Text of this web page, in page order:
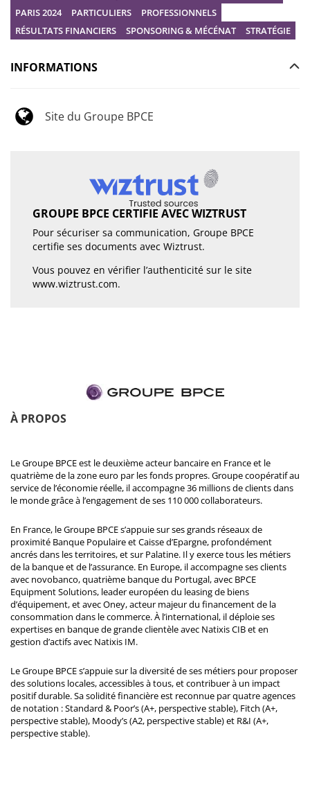
PARIS 2024
PARTICULIERS
PROFESSIONNELS
RÉSULTATS FINANCIERS
SPONSORING & MÉCÉNAT STRATÉGIE
INFORMATIONS
Site du Groupe BPCE
GROUPE BPCE CERTIFIE AVEC WIZTRUST
Pour sécuriser sa communication, Groupe BPCE
certifie ses documents avec Wiztrust.
Vous pouvez en vérifier l’authenticité sur le site
www.wiztrust.com.
À PROPOS
Le Groupe BPCE est le deuxième acteur bancaire en France et le
quatrième de la zone euro par les fonds propres. Groupe coopératif au
service de l’économie réelle, il accompagne 36 millions de clients dans
le monde grâce à l’engagement de ses 110 000 collaborateurs.
En France, le Groupe BPCE s’appuie sur ses grands réseaux de
proximité Banque Populaire et Caisse d’Epargne, profondément
ancrés dans les territoires, et sur Palatine. Il y exerce tous les métiers
de la banque et de l’assurance. En Europe, il accompagne ses clients
avec novobanco, quatrième banque du Portugal, avec BPCE
Equipment Solutions, leader européen du leasing de biens
d’équipement, et avec Oney, acteur majeur du financement de la
consommation dans le commerce. À l’international, il déploie ses
expertises en banque de grande clientèle avec Natixis CIB et en
gestion d’actifs avec Natixis IM.
Le Groupe BPCE s’appuie sur la diversité de ses métiers pour proposer
des solutions locales, accessibles à tous, et contribuer à un impact
positif durable. Sa solidité financière est reconnue par quatre agences
de notation : Standard & Poor’s (A+, perspective stable), Fitch (A+,
perspective stable), Moody’s (A2, perspective stable) et R&I (A+,
perspective stable).